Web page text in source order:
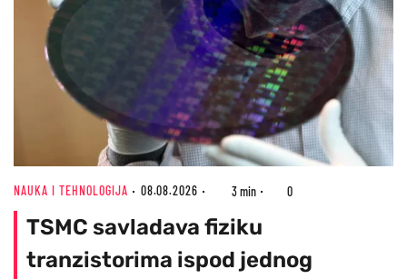
NAUKA I TEHNOLOGIJA 08.08.2026 3 min 0
TSMC savladava fiziku
tranzistorima ispod jednog